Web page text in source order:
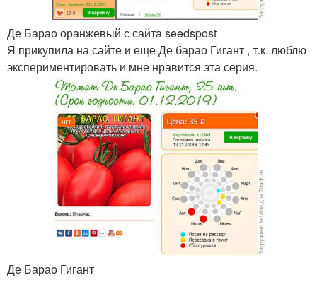
Де Барао оранжевый с сайта seedspost
Я прикупила на сайте и еще Де барао Гигант , т.к. люблю
экспериментировать и мне нравится эта серия.
Де Барао Гигант